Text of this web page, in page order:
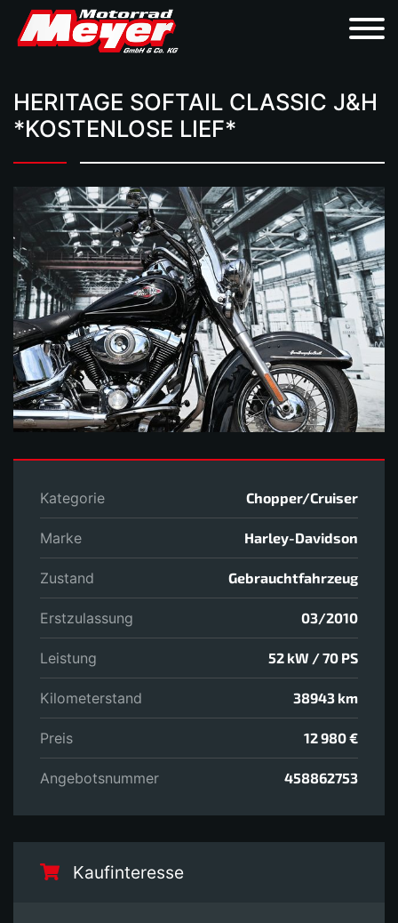
HERITAGE SOFTAIL CLASSIC J&H
*KOSTENLOSE LIEF*
Kategorie Chopper/Cruiser
Marke Harley-Davidson
Zustand Gebrauchtfahrzeug
Erstzulassung 03/2010
Leistung 52 kW / 70 PS
Kilometerstand 38943 km
Preis 12 980 €
Angebotsnummer 458862753
Kaufinteresse